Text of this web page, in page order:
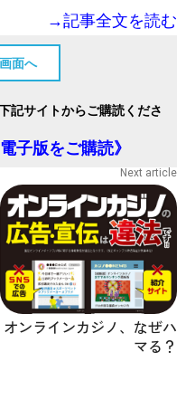
→記事全文を読む
面へ
記サイトからご購読くださ
子版をご購読》
Next article
オンラインカジノ、なぜハ
マる？